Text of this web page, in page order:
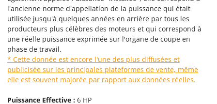
Pulvérisateurs
Pulvérisateurs portés
R
Rafraîchisseurs d'air par évaporation
Rampes de chargement en aluminium
Râpes à fromage électriques
GRIFO
GVS
GYS
H
Hailo
Helvi
l'ancienne norme d'appellation de la puissance qui était
utilisée jusqu'à quelques années en arrière par tous les
producteurs plus célèbres des moteurs et qui correspond à
une réelle puissance exprimée sur l'organe de coupe en
phase de travail.
* Cette donnée est encore l'une des plus diffusées et
publicisée sur les principales plateformes de vente, même
elle est souvent majorée par rapport aux données réelles.
Puissance Effective : 6 HP